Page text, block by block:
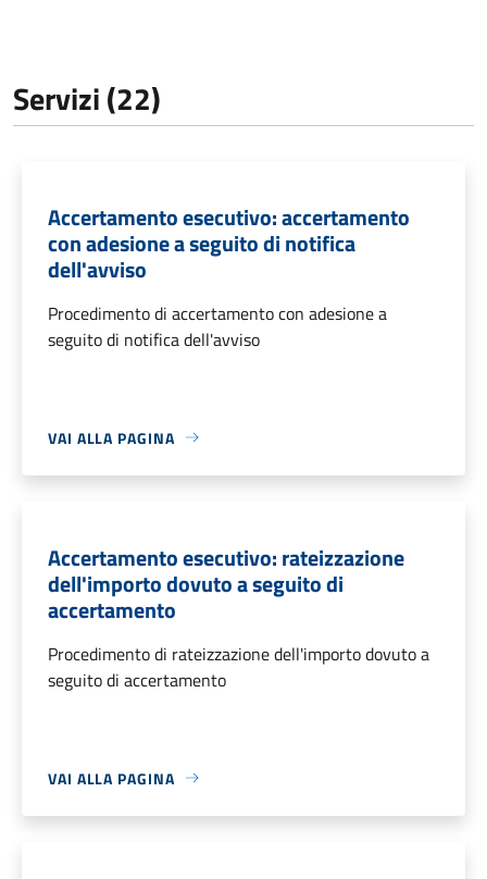
Servizi (22)
Accertamento esecutivo: accertamento
con adesione a seguito di notifica
dell'avviso
Procedimento di accertamento con adesione a
seguito di notifica dell'avviso
VAI ALLA PAGINA
Accertamento esecutivo: rateizzazione
dell'importo dovuto a seguito di
accertamento
Procedimento di rateizzazione dell'importo dovuto a
seguito di accertamento
VAI ALLA PAGINA